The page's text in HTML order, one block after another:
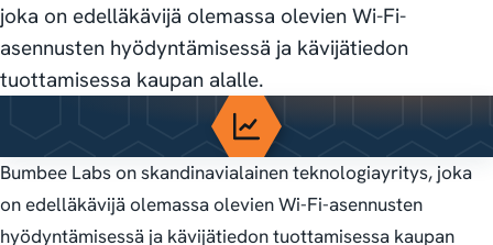
joka on edelläkävijä olemassa olevien Wi-Fi-
asennusten hyödyntämisessä ja kävijätiedon
tuottamisessa kaupan alalle.
Bumbee Labs on skandinavialainen teknologiayritys, joka
on edelläkävijä olemassa olevien Wi-Fi-asennusten
hyödyntämisessä ja kävijätiedon tuottamisessa kaupan